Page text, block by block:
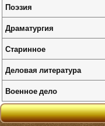
Поэзия
Драматургия
Старинное
Деловая литература
Военное дело